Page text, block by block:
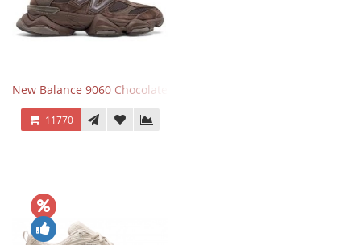
New Balance 9060 Chocolate Brown
11770